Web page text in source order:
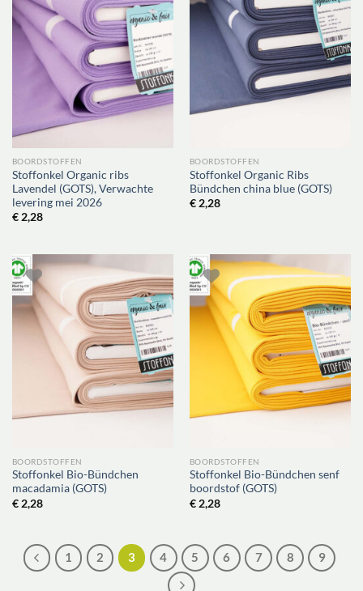
BOORDSTOFFEN
Stoffonkel Organic ribs
Lavendel (GOTS), Verwachte
levering mei 2026
€2,28
BOORDSTOFFEN
Stoffonkel Organic Ribs
Bündchen china blue (GOTS)
€2,28
BOORDSTOFFEN
Stoffonkel Bio-Bündchen
macadamia (GOTS)
€2,28
BOORDSTOFFEN
Stoffonkel Bio-Bündchen senf
boordstof (GOTS)
€2,28
1 2 3 4 5 6 7 8 9